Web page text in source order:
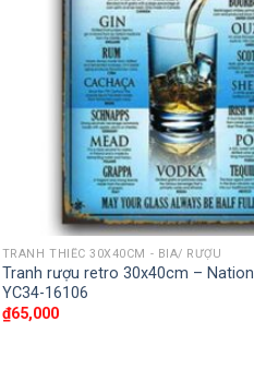
TRANH THIẾC 30X40CM - BIA/ RƯỢU
Tranh rượu retro 30x40cm –
YC34-16106
₫65,000